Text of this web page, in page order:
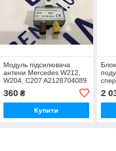
Модуль підсилювача
антени Mercedes W212,
W204, C207 A2128704089
360₴
Купити
2